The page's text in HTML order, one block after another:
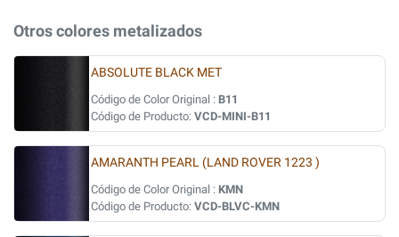
Otros colores metalizados
ABSOLUTE BLACK MET
Código de Color Original : B11
Código de Producto: VCD-MINI-B11
AMARANTH PEARL (LAND ROVER 1223 )
Código de Color Original : KMN
Código de Producto: VCD-BLVC-KMN